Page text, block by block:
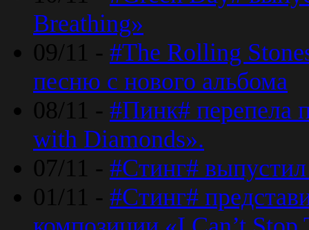
Breathing»
09/11 - #The Rolling
песню с нового альбома
08/11 - #Пинк# перепела
with Diamonds».
07/11 - #Стинг#
01/11 - #Стинг#